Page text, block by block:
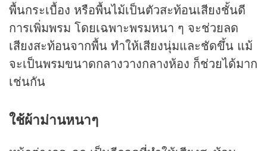
พื้นกระเบื้อง หรือพื้นไม้เป็นตัวสะท้อนเสียงชั้นดี
การเพิ่มพรม โดยเฉพาะพรมหนา ๆ จะช่วยลด
เสียงสะท้อนจากพื้น ทำให้เสียงนุ่มและชัดขึ้น แม้
จะเป็นพรมขนาดกลางวางกลางห้อง ก็ช่วยได้มาก
เช่นกัน
ใช้ผ้าม่านหนาๆ